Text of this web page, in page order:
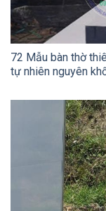
72 Mẫu bàn thờ
tự nhiên nguyên